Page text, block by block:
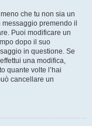
che tu non sia un
premendo il
Puoi modificare un
dopo il suo
in questione. Se
una modifica,
quante volte l’hai
cancellare un